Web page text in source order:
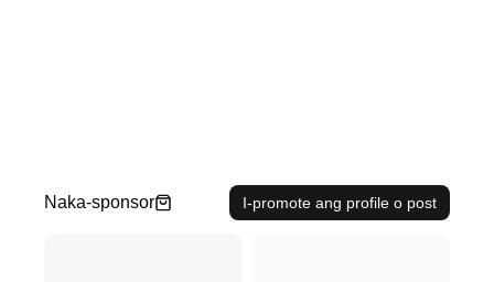
Naka-sponsor I-promote ang profile o post